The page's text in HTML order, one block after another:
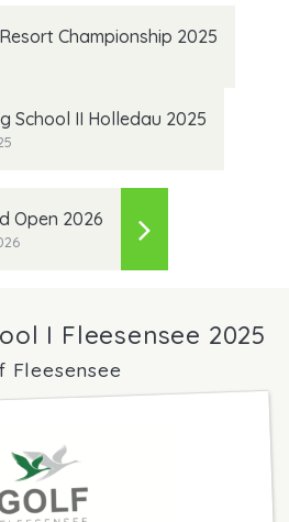
Championship 2025
School II Holledau 2025
Open 2026
I Fleesensee 2025
Fleesensee